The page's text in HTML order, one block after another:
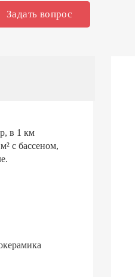
Задать вопрос
в 1 км
с бассеном,